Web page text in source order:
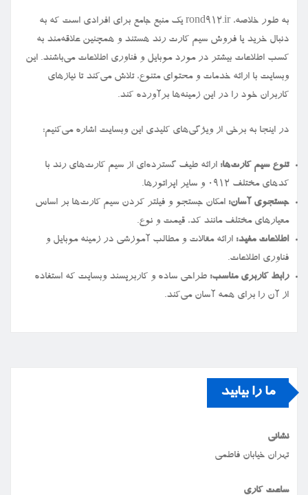
به طور خلاصه، rond912.ir یک منبع جامع برای افرادی است که به
دنبال خرید یا فروش سیم کارت رند هستند و همچنین علاقه‌مند به
کسب اطلاعات بیشتر در مورد موبایل و فناوری اطلاعات می‌باشند. این
وبسایت با ارائه خدمات و محتوای متنوع، تلاش می‌کند تا نیازهای
کاربران خود را در این زمینه‌ها برآورده کند.
در اینجا به برخی از ویژگی‌های کلیدی این وبسایت اشاره می‌کنیم:
تنوع سیم کارت‌ها: ارائه طیف گسترده‌ای از سیم کارت‌های رند با
کدهای مختلف ۰۹۱۲ و سایر اپراتورها.
جستجوی آسان: امکان جستجو و فیلتر کردن سیم کارت‌ها بر اساس
معیارهای مختلف مانند کد، قیمت و نوع.
اطلاعات مفید: ارائه مقالات و مطالب آموزشی در زمینه موبایل و
فناوری اطلاعات.
رابط کاربری مناسب: طراحی ساده و کاربرپسند وبسایت که استفاده
از آن را برای همه آسان می‌کند.
ما را بیابید
نشانی
تهران خیابان فاطمی
ساعت کاری